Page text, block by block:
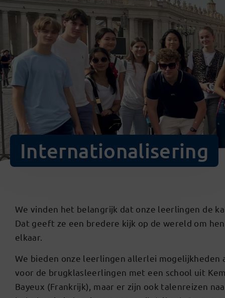
Internationalisering
We vinden het belangrijk dat onze leerlingen de
Dat geeft ze een bredere kijk op de wereld om
elkaar.
We bieden onze leerlingen allerlei mogelijkheden
voor de brugklasleerlingen met een school uit
Bayeux (Frankrijk), maar er zijn ook talenreizen